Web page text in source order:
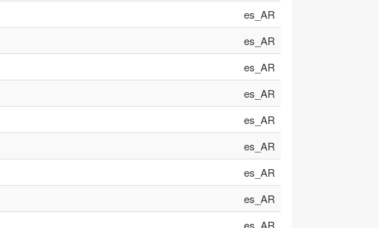
es_AR
es_AR
es_AR
es_AR
es_AR
es_AR
es_AR
es_AR
es_AR